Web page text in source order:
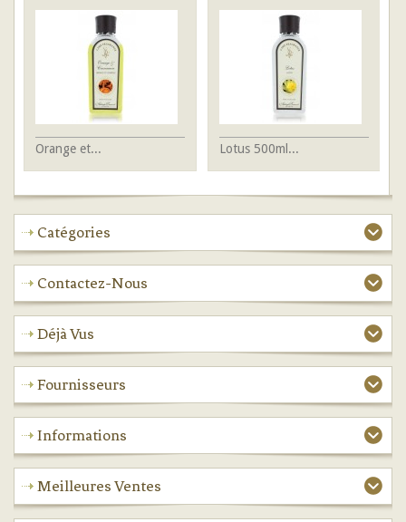
Orange et... Lotus 500ml...
Catégories
Contactez-Nous
Déjà Vus
Fournisseurs
Informations
Meilleures Ventes